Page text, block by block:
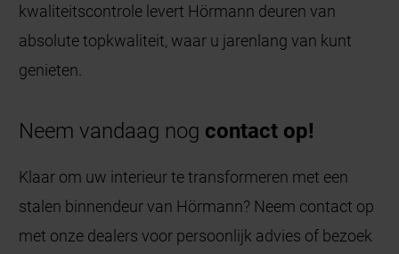
kwaliteitscontrole levert Hörmann deuren van
absolute topkwaliteit, waar u jarenlang van kunt
genieten.
Neem vandaag nog contact op!
Klaar om uw interieur te transformeren met een
stalen binnendeur van Hörmann? Neem contact op
met onze dealers voor persoonlijk advies of bezoek